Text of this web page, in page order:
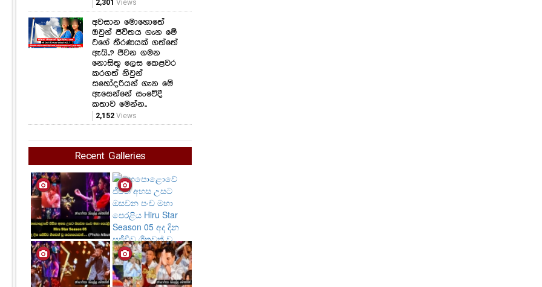
2,301 Views
අවසාන මොහොතේ
ඔවුන් ජීවිතය ගැන මේ
වගේ තීරණයක් ගත්තේ
ඇයි..? ජීවන ගමන
නොසිතූ ලෙස කෙළවර
කරගත් නිවුන්
සහෝදරියන් ගැන මේ
ඇසෙන්නේ සංවේදී
කතාව මෙන්න..
2,152 Views
Recent Galleries